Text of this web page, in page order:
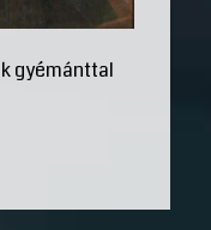
gyémánttal